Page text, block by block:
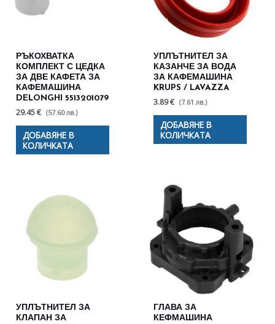
РЪКОХВАТКА
КОМПЛЕКТ С ЦЕДКА
ЗА ДВЕ КАФЕТА ЗА
КАФЕМАШИНА
DELONGHI 5513201079
29.45 € (57.60 лв.)
ДОБАВЯНЕ В
КОЛИЧКАТА
УПЛЪТНИТЕЛ ЗА
КАЗАНЧЕ ЗА ВОДА
ЗА КАФЕМАШИНА
KRUPS / LAVAZZA
3.89 € (7.61 лв.)
ДОБАВЯНЕ В
КОЛИЧКАТА
УПЛЪТНИТЕЛ ЗА
КЛАПАН ЗА
ГЛАВА ЗА
КЕФМАШИНА